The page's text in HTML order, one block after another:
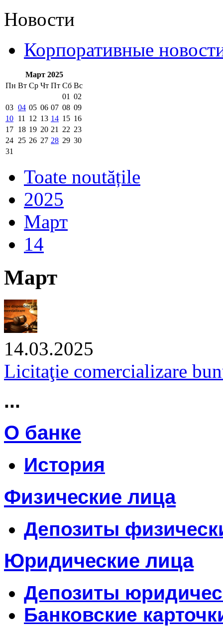
Новости
Корпоративные
Март 2025
Пн Вт Ср Чт Пт Сб Вс
01 02
03 04 05 06 07 08 09
10 11 12 13 14 15 16
17 18 19 20 21 22 23
24 25 26 27 28 29 30
31
Toate noutățile
2025
Март
14
Март
14.03.2025
Licitaţie comercializare
...
О банке
История
Физические лица
Депозиты
Юридические лица
Депозиты
Банковские